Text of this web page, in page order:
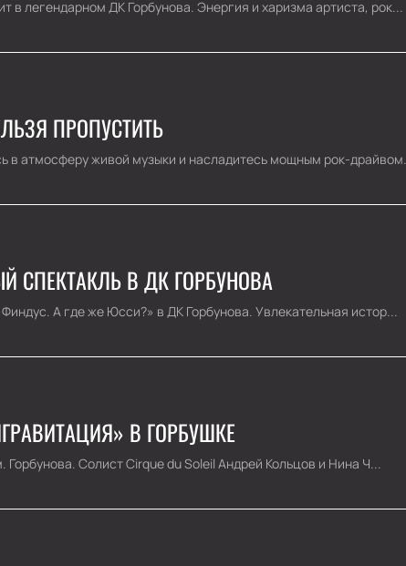
легендарном ДК Горбунова. Энергия и харизма артиста, рок...
ПРОПУСТИТЬ
в атмосферу живой музыки и насладитесь мощным рок-драйвом...
СПЕКТАКЛЬ В ДК ГОРБУНОВА
А где же Юсси?» в ДК Горбунова. Увлекательная истор...
В ГОРБУШКЕ
Солист Cirque du Soleil Андрей Кольцов и Нина Ч...